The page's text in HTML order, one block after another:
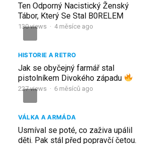
Ten Odporný Nacistický Ženský
Tábor, Který Se Stal B0RELEM
130views · 4 měsíce ago
HISTORIE A RETRO
Jak se obyčejný farmář stal
pistolníkem Divokého západu
227views · 6 měsíců ago
VÁLKA A ARMÁDA
Usmíval se poté, co zaživa upálil
děti. Pak stál před popravčí četou.